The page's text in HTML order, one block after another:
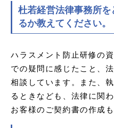
杜若経営法律事務所
るか教えてください。
ハラスメント防止研修の
での疑問に感じたこと、
相談しています。また、
るときなども、法律に関
お客様のご契約書の作成